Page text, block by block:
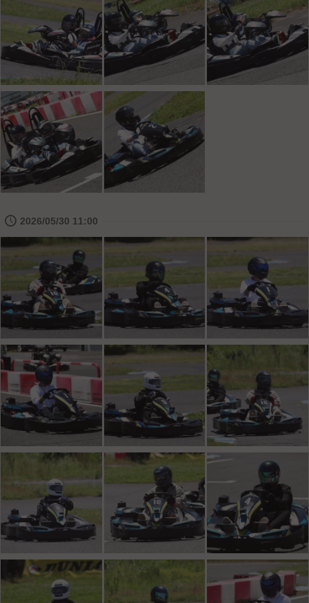
🕔 2026/05/30 11:00